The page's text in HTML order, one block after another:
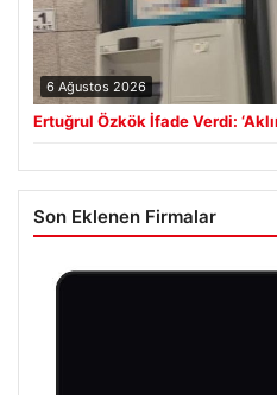
6 Ağustos 2026
Ertuğrul Özkök İfade Verdi:
Son Eklenen Firmalar